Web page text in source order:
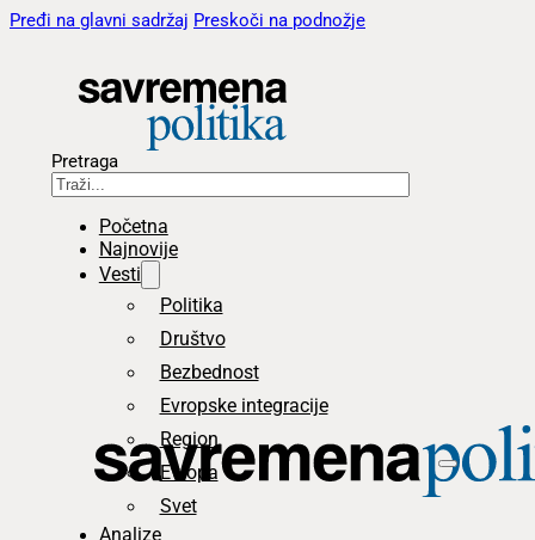
Pređi na glavni sadržaj Preskoči na podnožje
Pretraga
Početna
Najnovije
Vesti
Politika
Društvo
Bezbednost
Evropske integracije
Region
Evropa
Svet
Analize